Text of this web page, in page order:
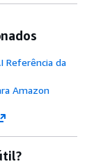
Referência da
Amazon